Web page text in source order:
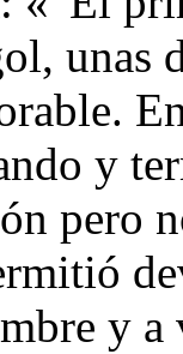
unas
y
pero
y a